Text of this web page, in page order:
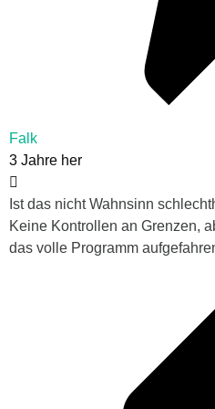
Falk
3 Jahre her
Ist das nicht Wahnsinn
Keine Kontrollen an Grenzen,
das volle Programm